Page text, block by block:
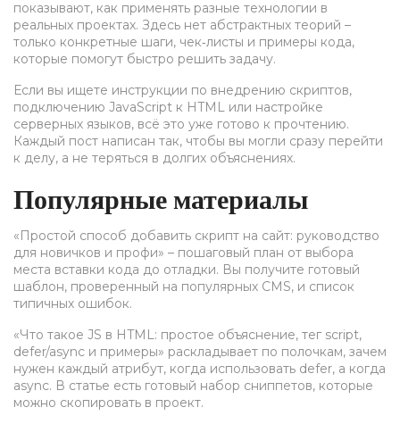
показывают, как применять разные технологии в
реальных проектах. Здесь нет абстрактных теорий –
только конкретные шаги, чек‑листы и примеры кода,
которые помогут быстро решить задачу.
Если вы ищете инструкции по внедрению скриптов,
подключению JavaScript к HTML или настройке
серверных языков, всё это уже готово к прочтению.
Каждый пост написан так, чтобы вы могли сразу перейти
к делу, а не теряться в долгих объяснениях.
Популярные материалы
«Простой способ добавить скрипт на сайт: руководство
для новичков и профи» – пошаговый план от выбора
места вставки кода до отладки. Вы получите готовый
шаблон, проверенный на популярных CMS, и список
типичных ошибок.
«Что такое JS в HTML: простое объяснение, тег script,
defer/async и примеры» раскладывает по полочкам, зачем
нужен каждый атрибут, когда использовать defer, а когда
async. В статье есть готовый набор сниппетов, которые
можно скопировать в проект.